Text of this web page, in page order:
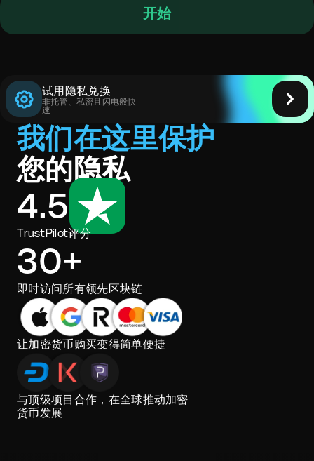
开始
试用隐私兑换
非托管、私密且闪电般快
速
我们在这里保护
您的隐私
4.5
TrustPilot评分
30+
即时访问所有领先区块链
让加密货币购买变得简单便捷
与顶级项目合作，在全球推动加密
货币发展